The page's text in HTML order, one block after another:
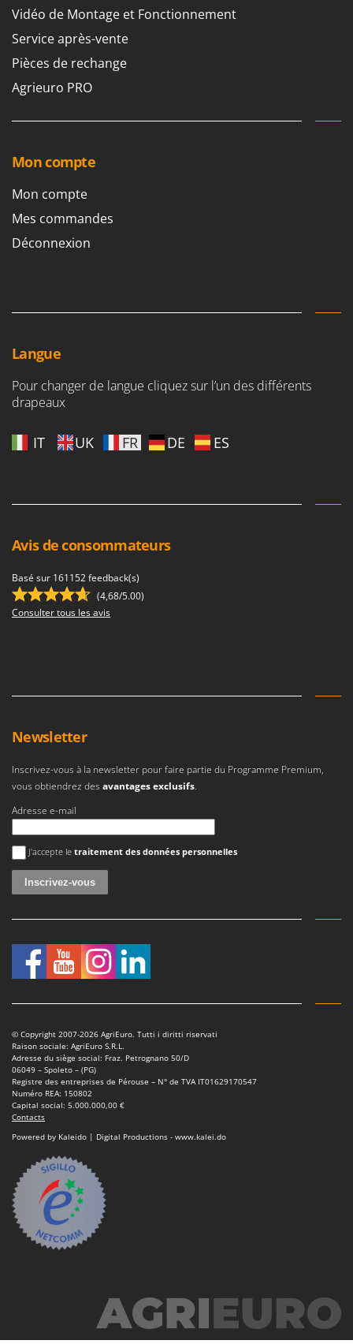
Z
Zephir
Zomax
Vidéo de Montage et Fonctionnement
Service après-vente
Pièces de rechange
Agrieuro PRO
Mon compte
Mon compte
Mes commandes
Déconnexion
Langue
Pour changer de langue cliquez sur l’un des différents
drapeaux
IT UK FR DE ES
Avis de consommateurs
Basé sur 161152 feedback(s)
(4,68/5.00)
Consulter tous les avis
Newsletter
Inscrivez-vous à la newsletter pour faire partie du Programme Premium,
vous obtiendrez des avantages exclusifs.
Adresse e-mail
Une erreur est survenue
J'accepte le traitement des données personnelles
© Copyright 2007-2026 AgriEuro. Tutti i diritti riservati
Raison sociale: AgriEuro S.R.L.
Adresse du siège social: Fraz. Petrognano 50/D
06049 – Spoleto – (PG)
Registre des entreprises de Pérouse – N° de TVA IT01629170547
Numéro REA: 150802
Capital social: 5.000.000,00 €
Contacts
Powered by Kaleido | Digital Productions - www.kalei.do